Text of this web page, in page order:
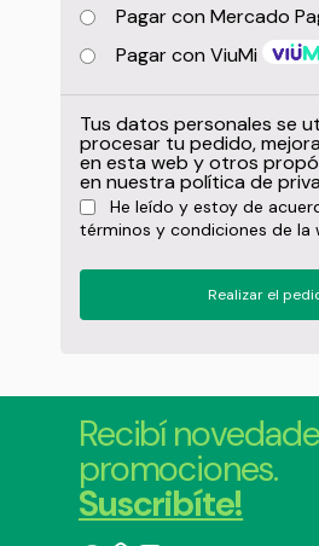
Pagar con Mercado
Pagar con ViuMi
Tus datos personales se
procesar tu pedido,
en esta web y otros
en nuestra política de
He leído y estoy de
términos y condiciones de la
Realizar el
Recibí
promociones.
Suscribíte!